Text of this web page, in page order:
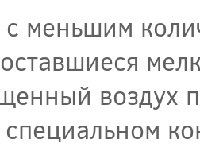
с меньшим
воздух
специальном